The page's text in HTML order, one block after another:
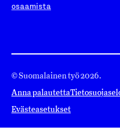
osaamista
© Suomalainen työ 2026.
Anna palautetta
Evästeasetukset